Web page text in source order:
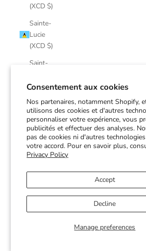
Consentement aux cookies
Nos partenaires, notamment Shopify,
utilisons des cookies et d'autres
personnaliser votre expérience, vous
publicités et effectuer des analyses.
pas de cookies ni d'autres
votre accord. Pour en savoir plus,
Privacy Policy
Manage preferences
Accept
Decline
(XCD $)
Sainte-
Lucie
(XCD $)
Saint-
(EUR €)
Saint-
Pierre-et-
Miquelon
(EUR €)
Saint-
Grenadines
(XCD $)